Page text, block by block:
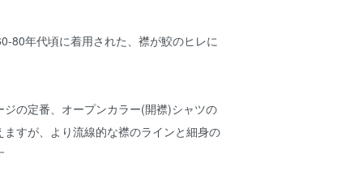
80年代頃に着用された、襟が鮫のヒレに
ジの定番、オープンカラー(開襟)シャツの
ますが、より流線的な襟のラインと細身の